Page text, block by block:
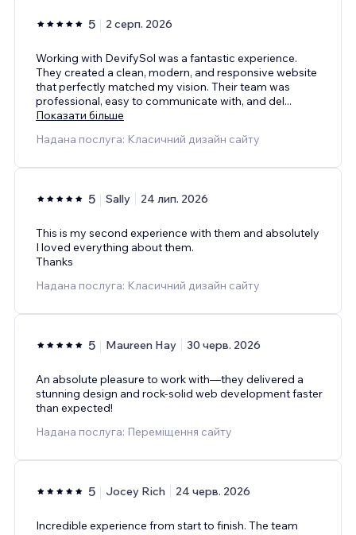
5 2 серп. 2026
Working with DevifySol was a fantastic experience.
They created a clean, modern, and responsive website
that perfectly matched my vision. Their team was
professional, easy to communicate with, and del...
Показати більше
Надана послуга: Класичний дизайн сайту
5 Sally 24 лип. 2026
This is my second experience with them and absolutely
I loved everything about them.
Thanks
Надана послуга: Класичний дизайн сайту
5 Maureen Hay 30 черв. 2026
An absolute pleasure to work with—they delivered a
stunning design and rock-solid web development faster
than expected!
Надана послуга: Переміщення сайту
5 Jocey Rich 24 черв. 2026
Incredible experience from start to finish. The team